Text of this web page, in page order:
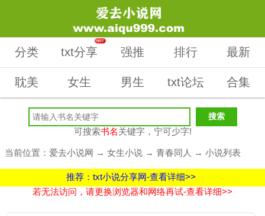
分类 txt分享
HOT
强推 排行 最新
耽美 女生 男生 txt论坛 合集
可搜索书名关键字，宁可少字!
当前位置： 爱去小说网 → 女生小说 → 青春同人 → 小说列表
推荐：txt小说分享网-查看详细>>
若无法访问，请更换浏览器和网络再试-查看详细>>